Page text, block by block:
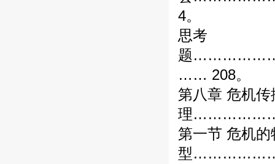
4。
思考
题
…… 208。
第八章 危机传
理
第一节 危机的
型